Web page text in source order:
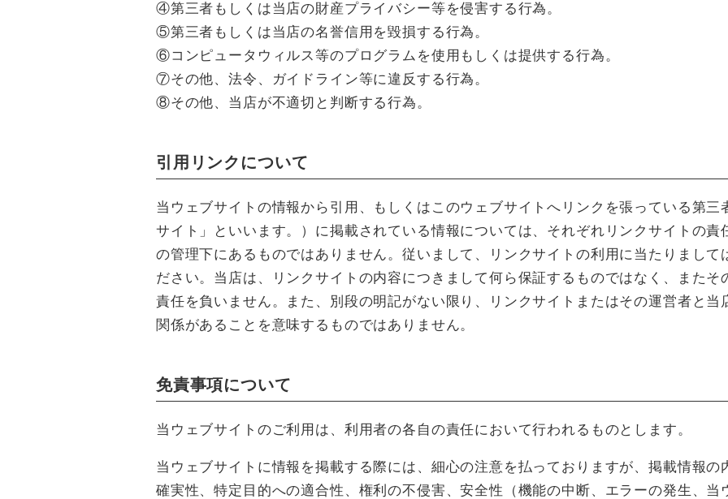
④第三者もしくは当店の財産プライバシー等を侵害する行為。
⑤第三者もしくは当店の名誉信用を毀損する行為。
⑥コンピュータウィルス等のプログラムを使用もしくは提供する行為。
⑦その他、法令、ガイドライン等に違反する行為。
⑧その他、当店が不適切と判断する行為。
引用リンクについて
当ウェブサイトの情報から引用、もしくはこのウェブサイトへリンクを張っている第三
サイト」といいます。）に掲載されている情報については、それぞれリンクサイトの
の管理下にあるものではありません。従いまして、リンクサイトの利用に当たりまして
ださい。当店は、リンクサイトの内容につきまして何ら保証するものではなく、またそ
責任を負いません。また、別段の明記がない限り、リンクサイトまたはその運営者と
関係があることを意味するものではありません。
免責事項について
当ウェブサイトのご利用は、利用者の各自の責任において行われるものとします。
当ウェブサイトに情報を掲載する際には、細心の注意を払っておりますが、掲載情報の
確実性、特定目的への適合性、権利の不侵害、安全性（機能の中断、エラーの発生、当